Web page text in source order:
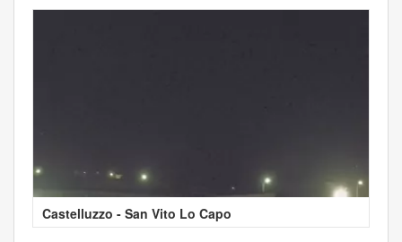
Castelluzzo - San Vito Lo Capo